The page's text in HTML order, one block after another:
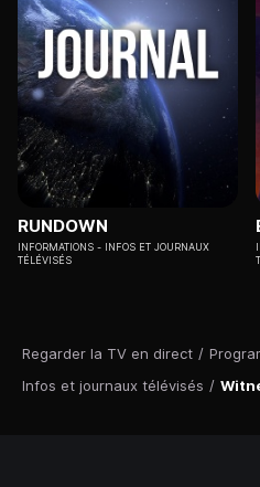
Regarder la TV en direct /
Infos et journaux télévisés /
RUNDOWN
INFORMATIONS
INFOS ET JOURNAUX
TÉLÉVISÉS